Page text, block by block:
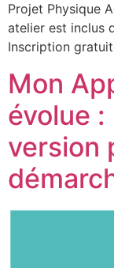
Projet Physique
atelier est inclus
Inscription
Mon
évolue
version